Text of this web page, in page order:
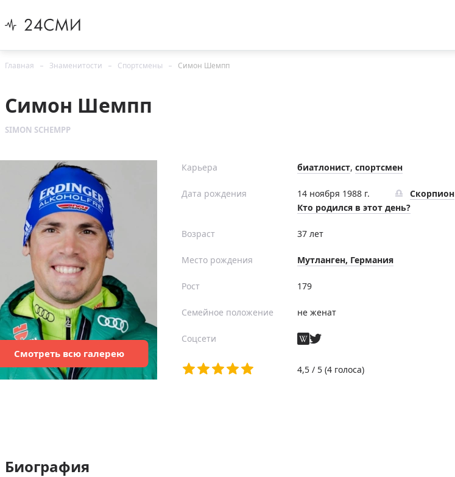
Главная Знаменитости Спортсмены Симон Шемпп
Симон Шемпп
SIMON SCHEMPP
Смотреть всюгалерею
Карьера биатлонист, спортсмен
Дата рождения 14 ноября 1988 г.
Скорпион
Кто родился в этот день?
Возраст 37 лет
Место рождения Мутланген, Германия
Рост 179
Семейное положение не женат
Соцсети
4,5 / 5 (4 голоса)
Биография